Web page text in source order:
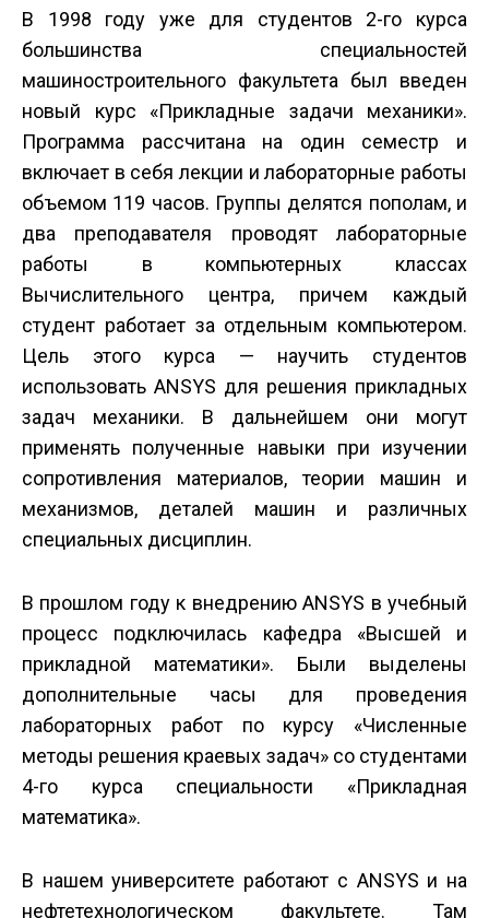
В 1998 году уже для студентов 2-го курса
большинства специальностей
машиностроительного факультета был введен
новый курс «Прикладные задачи механики».
Программа рассчитана на один семестр и
включает в себя лекции и лабораторные работы
объемом 119 часов. Группы делятся пополам, и
два преподавателя проводят лабораторные
работы в компьютерных классах
Вычислительного центра, причем каждый
студент работает за отдельным компьютером.
Цель этого курса — научить студентов
использовать ANSYS для решения прикладных
задач механики. В дальнейшем они могут
применять полученные навыки при изучении
сопротивления материалов, теории машин и
механизмов, деталей машин и различных
специальных дисциплин.
В прошлом году к внедрению ANSYS в учебный
процесс подключилась кафедра «Высшей и
прикладной математики». Были выделены
дополнительные часы для проведения
лабораторных работ по курсу «Численные
методы решения краевых задач» со студентами
4-го курса специальности «Прикладная
математика».
В нашем университете работают с ANSYS и на
нефтетехнологическом факультете. Там